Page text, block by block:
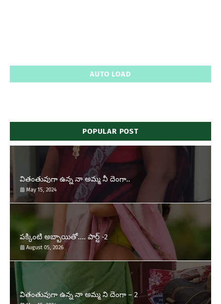
AUTO LOAD
POPULAR POST
వితంతువుగా ఉన్న నా అమ్మ నీ దెంగా..
May 15, 2024
పక్కింటి అబ్బాయితో.... పార్ట్ -2
August 05, 2026
వితంతువుగా ఉన్న నా అమ్మ ని దెంగా – 2